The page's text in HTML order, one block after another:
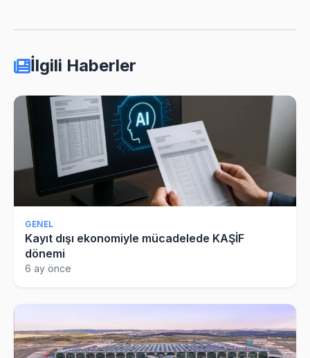
İlgili Haberler
GENEL
Kayıt dışı ekonomiyle mücadelede KAŞİF
dönemi
6 ay önce